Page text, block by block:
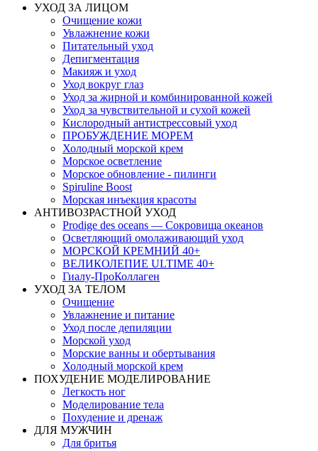
УХОД ЗА ЛИЦОМ
Очищение кожи
Увлажнение кожи
Питательный уход
Депигментация
Макияж и уход
Уход вокруг глаз
Уход за жирной и комбинированной кожей
Уход за чувствительной и сухой кожей
Кислородный антистрессовый уход
ПРОБУЖДЕНИЕ МОРЕМ
Холодный морской крем
Морское осветление
Морское обновление - пилинги
Spiruline Boost
Морская инъекция красоты
АНТИВОЗРАСТНОЙ УХОД
Prodige des oceans — Сокровища океанов
Осветляющий омолаживающий уход
МОРСКОЙ КРЕМНИЙ 40+
ВЕЛИКОЛЕПИЕ ULTIME 40+
Гиалу-ПроКоллаген
УХОД ЗА ТЕЛОМ
Очищение
Увлажнение и питание
Уход после депиляции
Морской уход
Морские ванны и обертывания
Холодный морской крем
ПОХУДЕНИЕ МОДЕЛИРОВАНИЕ
Легкость ног
Моделирование тела
Похудение и дренаж
ДЛЯ МУЖЧИН
Для бритья